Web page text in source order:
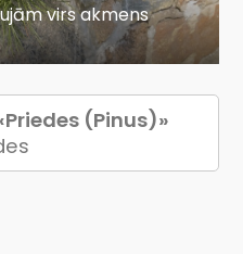
virs akmens
(Pinus)»